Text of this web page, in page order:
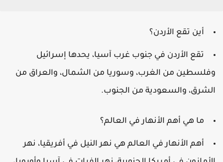
أين تقع الأردن؟
تقع الأردن في جنوب غرب آسيا، يحدها إسرائيل
من الغرب، وسوريا من الشمال، والعراق من
والسعودية من الجنوب.
ما هي أهم الأنهار في العالم؟
أهم الأنهار في العالم هي نهر النيل في أفريقيا، نهر